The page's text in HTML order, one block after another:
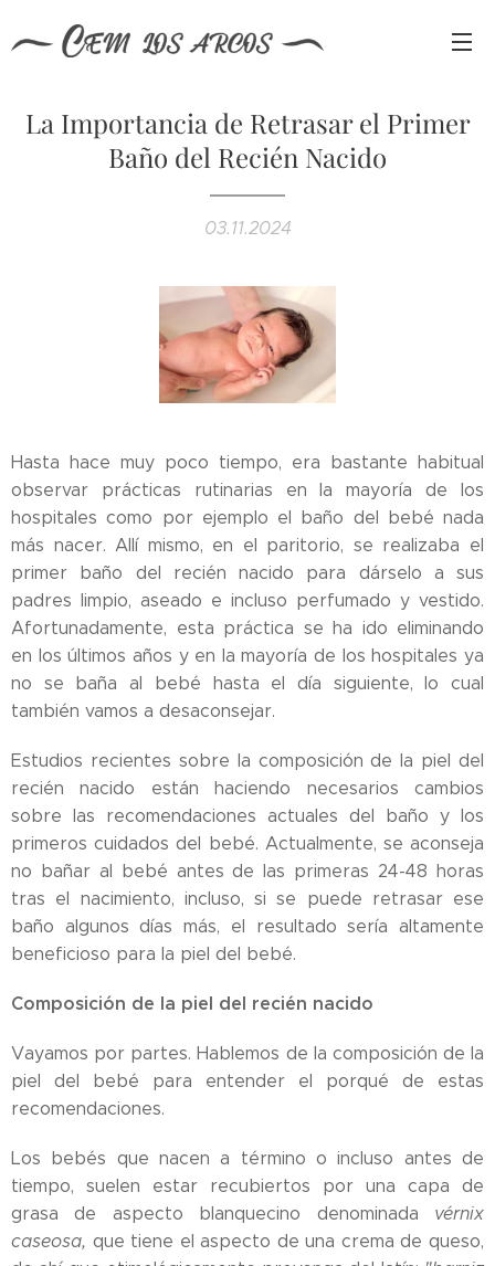
La Importancia de Retrasar el Primer
Baño del Recién Nacido
03.11.2024
Hasta hace muy poco tiempo, era bastante habitual
observar prácticas rutinarias en la mayoría de los
hospitales como por ejemplo el baño del bebé nada
más nacer. Allí mismo, en el paritorio, se realizaba el
primer baño del recién nacido para dárselo a sus
padres limpio, aseado e incluso perfumado y vestido.
Afortunadamente, esta práctica se ha ido eliminando
en los últimos años y en la mayoría de los hospitales ya
no se baña al bebé hasta el día siguiente, lo cual
también vamos a desaconsejar.
Estudios recientes sobre la composición de la piel del
recién nacido están haciendo necesarios cambios
sobre las recomendaciones actuales del baño y los
primeros cuidados del bebé. Actualmente, se aconseja
no bañar al bebé antes de las primeras 24-48 horas
tras el nacimiento, incluso, si se puede retrasar ese
baño algunos días más, el resultado sería altamente
beneficioso para la piel del bebé.
Composición de la piel del recién nacido
Vayamos por partes. Hablemos de la composición de la
piel del bebé para entender el porqué de estas
recomendaciones.
Los bebés que nacen a término o incluso antes de
tiempo, suelen estar recubiertos por una capa de
grasa de aspecto blanquecino denominada vérnix
caseosa, que tiene el aspecto de una crema de queso,